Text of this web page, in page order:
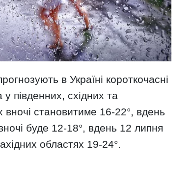
в Україні короткочасні
південних, східних та
вночі становитиме 16-22°, вдень
буде 12-18°, вдень 12 липня
областях 19-24°.